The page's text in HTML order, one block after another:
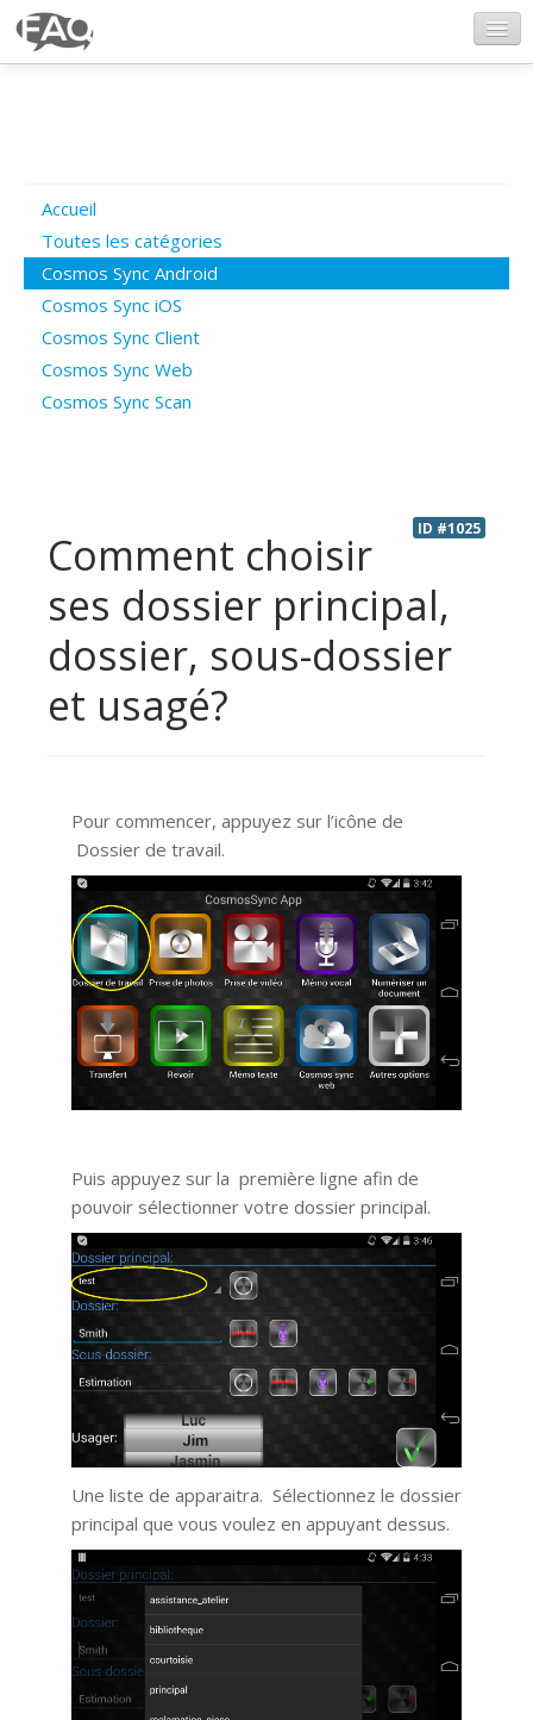
Poser une question
Questions ouvertes
Connexion
Accueil
Toutes les catégories
Cosmos Sync Android
Cosmos Sync iOS
Cosmos Sync Client
Cosmos Sync Web
Cosmos Sync Scan
ID #1025
Comment choisir
ses dossier principal,
dossier, sous-dossier
et usagé?
Pour commencer, appuyez sur l’icône de
Dossier de travail.
Puis appuyez sur la première ligne afin de
pouvoir sélectionner votre dossier principal.
Une liste de apparaitra. Sélectionnez le dossier
principal que vous voulez en appuyant dessus.